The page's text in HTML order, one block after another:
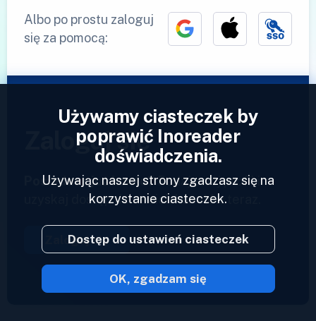
Albo po prostu zaloguj
się za pomocą:
Zaloguj się
Posiadasz już konto?Podaj swój profil i
uzyskaj dostęp do swoich kanałów teraz.
Zaloguj się
2023 © Inoreader
Używamy ciasteczek by
poprawić Inoreader
doświadczenia.
Używając naszej strony zgadzasz się na
korzystanie ciasteczek.
Dostęp do ustawień ciasteczek
OK, zgadzam się